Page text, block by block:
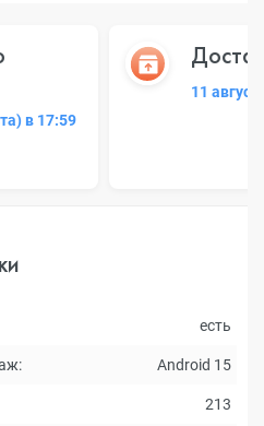
в 17:59
11
есть
Android 15
213